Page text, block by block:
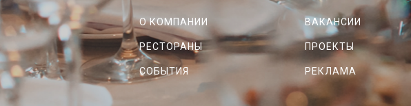
О КОМПАНИИ ВАКАНСИИ
РЕСТОРАНЫ ПРОЕКТЫ
СОБЫТИЯ РЕКЛАМА